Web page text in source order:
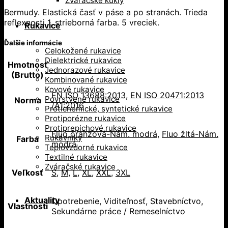
Rukavice
Celokožené rukavice
Dielektrické rukavice
Jednorazové rukavice
Kombinované rukavice
Kovové rukavice
Povrstvené rukavice
Protichemické, syntetické rukavice
Protiporézne rukavice
Protiprepichové rukavice
Rukávniky
Teplovzdorné rukavice
Textilné rukavice
Zváračské rukavice
Aktuality
Bermudy. Elastická časť v páse a po stranách. Trieda
reflexnosti 1, strieborná farba. 5 vreciek.
Ďalšie informácie
Hmotnosť
(Brutto)
-
Norma EN ISO 13688:2013, EN ISO 20471:2013
/A1:2016
Farba Fluo oranžová-Nám. modrá, Fluo žltá-Nám.
modrá
Veľkosť S,M,L,XL,XXL,3XL
Vlastnosti Opotrebenie, Viditeľnosť, Stavebníctvo,
Sekundárne práce / Remeselníctvo